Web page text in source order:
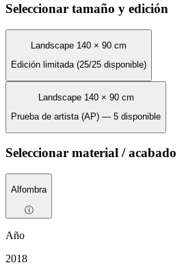
Seleccionar tamaño y edición
Landscape 140 × 90 cm
Edición limitada (25/25 disponible)
Landscape 140 × 90 cm
Prueba de artista (AP) — 5 disponible
Seleccionar material / acabado
Alfombra
ⓘ
Año
2018